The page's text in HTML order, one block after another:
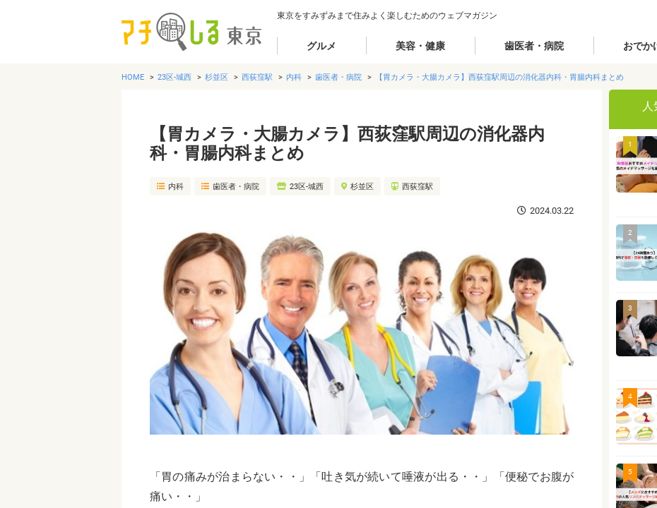
東京をすみずみまで住みよく楽しむためのウェブマガジン
グルメ 美容・健康 歯医者・病院 おでか
HOME 23区-城西 杉並区 西荻窪駅 内科 歯医者・病院 【胃カメラ・大腸カメラ】西荻窪駅周辺の消化器内科・胃腸内科まとめ
【胃カメラ・大腸カメラ】西荻窪駅周辺の消化器内
科・胃腸内科まとめ
内科 歯医者・病院 23区-城西 杉並区 西荻窪駅
2024.03.22
「胃の痛みが治まらない・・」「吐き気が続いて唾液が出る・・」「便秘でお腹が
痛い・・」
人
1
2
3
4
5